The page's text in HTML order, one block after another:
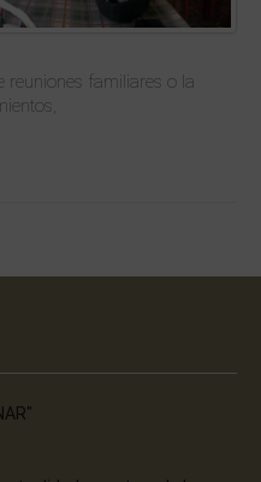
familiares o la